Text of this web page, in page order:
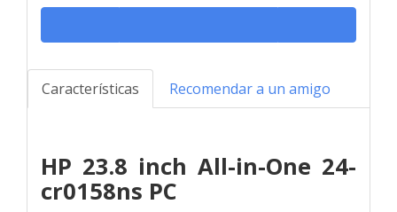
Características Recomendar a un amigo
HP 23.8 inch All-in-One 24-
cr0158ns PC